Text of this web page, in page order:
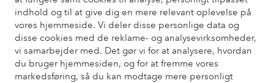
indhold og til at give dig en mere relevant oplevelse på
vores hjemmeside. Vi deler disse personlige data og
disse cookies med de reklame- og analysevirksomheder,
vi samarbejder med. Det gør vi for at analysere, hvordan
du bruger hjemmesiden, og for at fremme vores
markedsføring, så du kan modtage mere personligt
Du kan finde svar på de oftest stillede spørgsmål i vores FAQ.
Du kan også finde oplysninger om, hvordan du kontakter os.
Kundeservice Bestilling Betalingsmåde